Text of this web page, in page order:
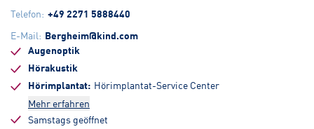
Telefon: +49 2271 5888440
E-Mail: Bergheim@kind.com
Augenoptik
Hörakustik
Hörimplantat Hörimplantat-Service Center
Mehr erfahren
Samstags geöffnet